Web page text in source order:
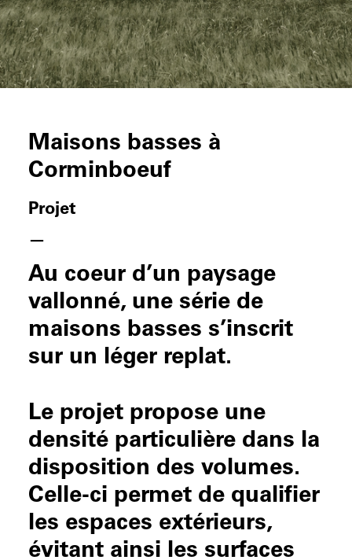
Maisons basses à
Corminboeuf
Projet
—
Au coeur d’un paysage
vallonné, une série de
maisons basses s’inscrit
sur un léger replat.
Le projet propose une
densité particulière dans la
disposition des volumes.
Celle-ci permet de qualifier
les espaces extérieurs,
évitant ainsi les surfaces